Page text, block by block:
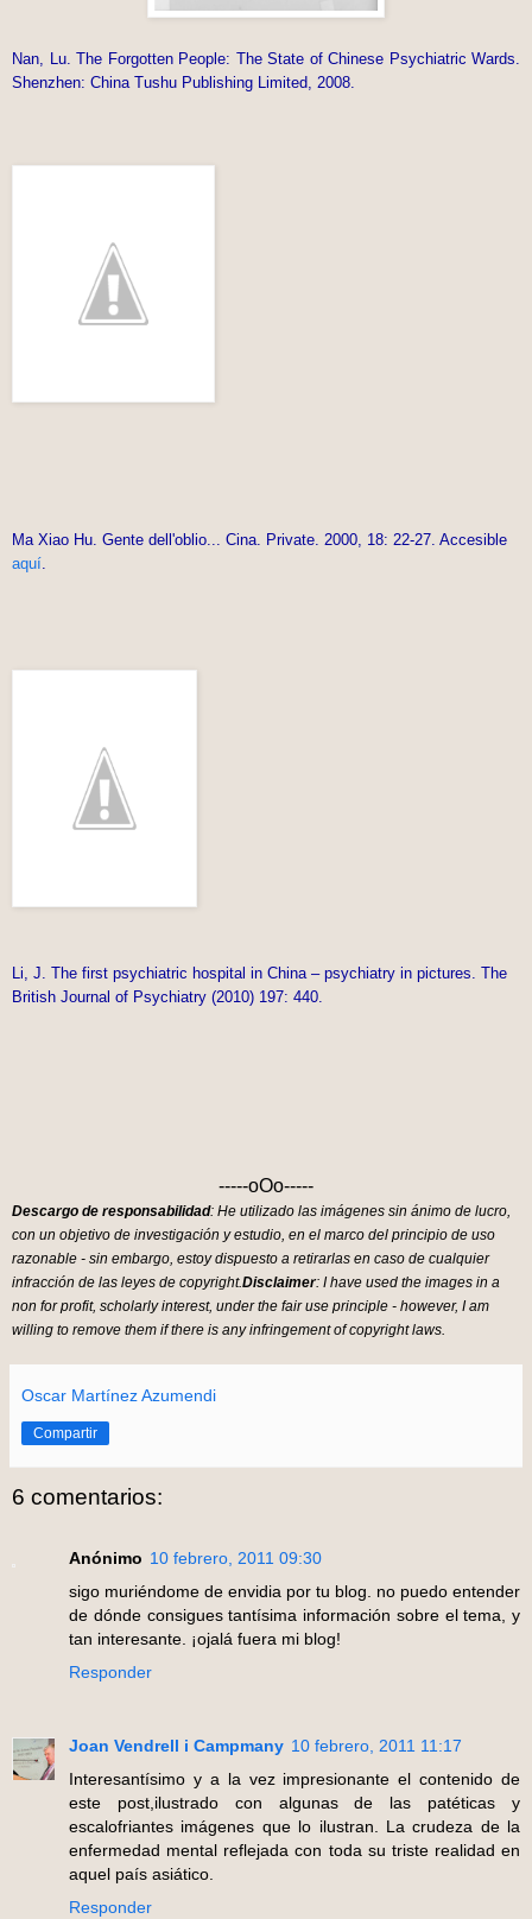
Nan, Lu. The Forgotten People: The State of Chinese Psychiatric Wards.
Shenzhen: China Tushu Publishing Limited, 2008.
Ma Xiao Hu. Gente dell'oblio... Cina. Private. 2000, 18: 22-27. Accesible
aquí
Li, J. The first psychiatric hospital in China – psychiatry in pictures. The
British Journal of Psychiatry (2010) 197: 440.
-----oOo-----
Descargo de responsabilidad: He utilizado las imágenes sin ánimo de lucro,
con un objetivo de investigación y estudio, en el marco del principio de uso
razonable - sin embargo, estoy dispuesto a retirarlas en caso de cualquier
infracción de las leyes de copyright.Disclaimer: I have used the images in a
non for profit, scholarly interest, under the fair use principle - however, I am
willing to remove them if there is any infringement of copyright laws.
Oscar Martínez Azumendi
Compartir
6 comentarios:
Anónimo 10 febrero, 2011 09:30
sigo muriéndome de envidia por tu blog. no puedo entender
de dónde consigues tantísima información sobre el tema, y
tan interesante. ¡ojalá fuera mi blog!
Responder
Joan Vendrell i Campmany 10 febrero, 2011 11:17
Interesantísimo y a la vez impresionante el contenido de
este post,ilustrado con algunas de las patéticas y
escalofriantes imágenes que lo ilustran. La crudeza de la
enfermedad mental reflejada con toda su triste realidad en
aquel país asiático.
Responder